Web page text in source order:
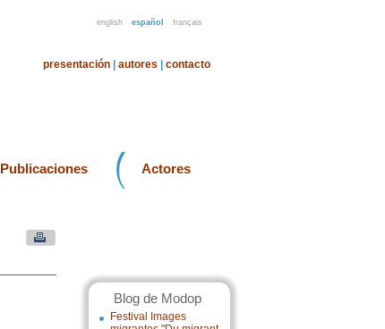
english español français
presentación autores contacto
Publicaciones Actores
Blog de Modop
Festival Images